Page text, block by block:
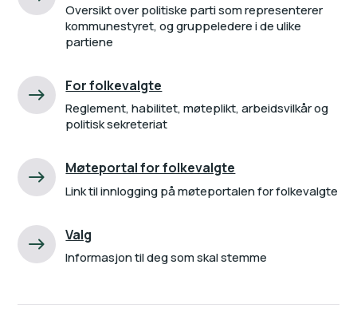
Oversikt over politiske parti som representerer
kommunestyret, og gruppeledere i de ulike
partiene
For folkevalgte
Reglement, habilitet, møteplikt, arbeidsvilkår og
politisk sekreteriat
Møteportal for folkevalgte
Link til innlogging på møteportalen for folkevalgte
Valg
Informasjon til deg som skal stemme